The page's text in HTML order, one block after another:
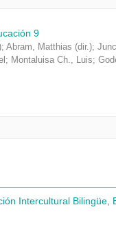
9
Abram, Matthias (dir.);
Montaluisa Ch., Luis;
Intercultural